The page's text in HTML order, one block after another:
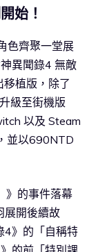
始！
色齊聚一堂展
異聞錄4 無敵
植版，除了
級至街機版
以及 Steam
並以690NTD
》的事件落幕
展開後續故
4》的「自稱特